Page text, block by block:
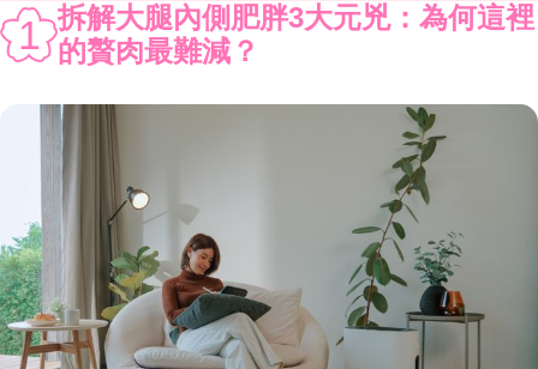
1 拆解大腿內側肥胖3大元兇：為何這裡
的贅肉最難減？